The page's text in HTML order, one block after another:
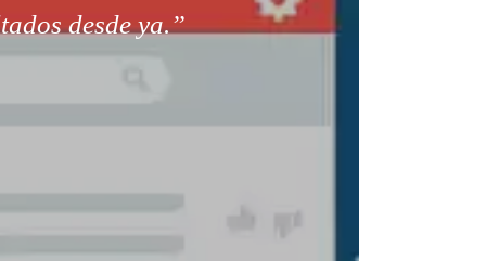
desde ya.”